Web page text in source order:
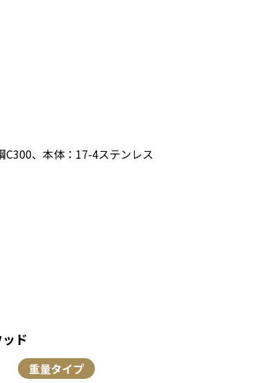
、本体：17-4ステンレス
ド
重量タイプ